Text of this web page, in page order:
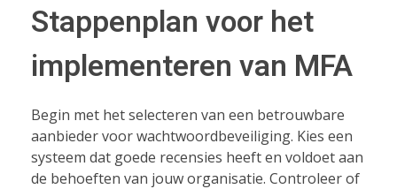
Stappenplan voor het
implementeren van MFA
Begin met het selecteren van een betrouwbare
aanbieder voor wachtwoordbeveiliging. Kies een
systeem dat goede recensies heeft en voldoet aan
de behoeften van jouw organisatie. Controleer of